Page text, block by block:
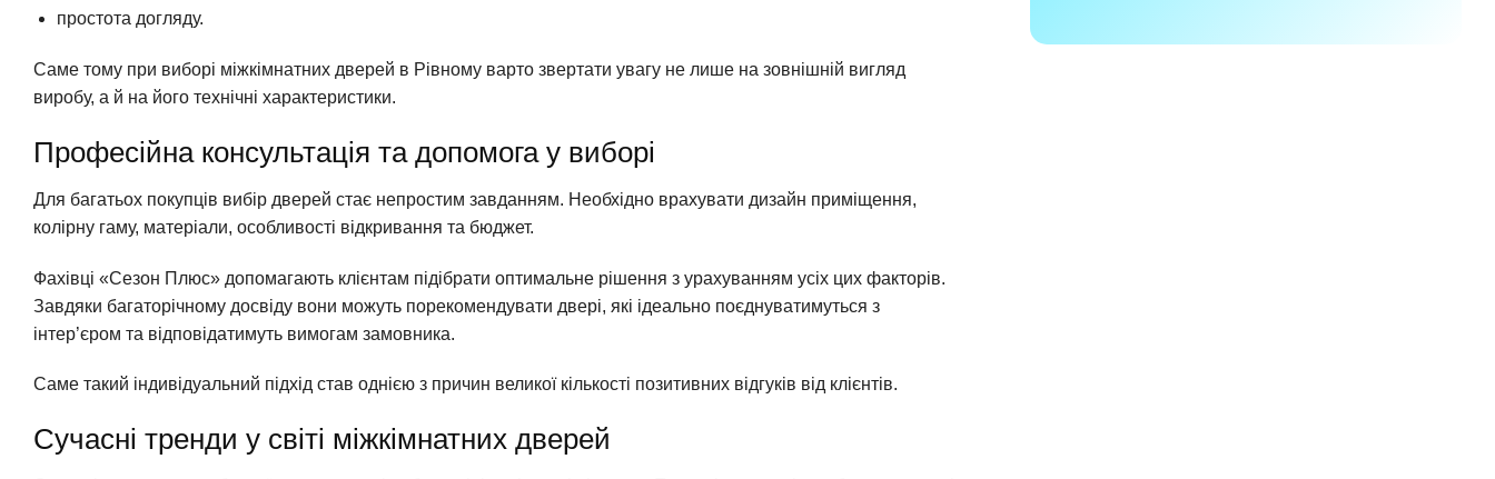
простота догляду.
Саме тому при виборі міжкімнатних дверей в Рівному варто звертати увагу не лише на зовнішній вигляд
виробу, а й на його технічні характеристики.
Професійна консультація та допомога у виборі
Для багатьох покупців вибір дверей стає непростим завданням. Необхідно врахувати дизайн приміщення,
колірну гаму, матеріали, особливості відкривання та бюджет.
Фахівці «Сезон Плюс» допомагають клієнтам підібрати оптимальне рішення з урахуванням усіх цих факторів.
Завдяки багаторічному досвіду вони можуть порекомендувати двері, які ідеально поєднуватимуться з
інтер’єром та відповідатимуть вимогам замовника.
Саме такий індивідуальний підхід став однією з причин великої кількості позитивних відгуків від клієнтів.
Сучасні тренди у світі міжкімнатних дверей